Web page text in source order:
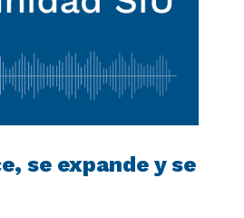
se expande y se